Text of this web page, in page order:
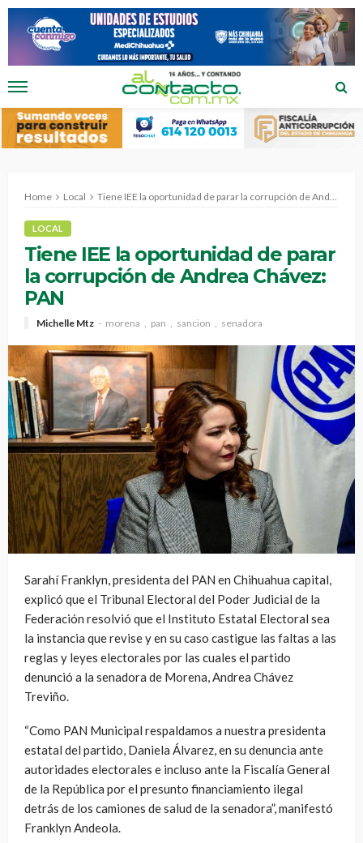
Home Local Tiene IEE la oportunidad de parar la corrupción de Andrea Chávez: PAN
LOCAL
Tiene IEE la oportunidad de parar
la corrupción de Andrea Chávez:
PAN
Michelle Mtz morena pan sancion senadora
Sarahí Franklyn, presidenta del PAN en Chihuahua capital,
explicó que el Tribunal Electoral del Poder Judicial de la
Federación resolvió que el Instituto Estatal Electoral sea
la instancia que revise y en su caso castigue las faltas a las
reglas y leyes electorales por las cuales el partido
denunció a la senadora de Morena, Andrea Chávez
Treviño.
“Como PAN Municipal respaldamos a nuestra presidenta
estatal del partido, Daniela Álvarez, en su denuncia ante
autoridades electorales e incluso ante la Fiscalía General
de la República por el presunto financiamiento ilegal
detrás de los camiones de salud de la senadora”, manifestó
Franklyn Andeola.